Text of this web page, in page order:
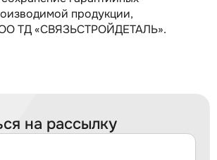
продукции,
ТД «СВЯЗЬСТРОЙДЕТАЛЬ».
на рассылку